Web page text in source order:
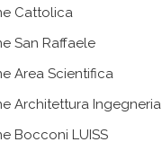
Cattolica
San Raffaele
Area Scientifica
Architettura Ingegneria
Bocconi LUISS